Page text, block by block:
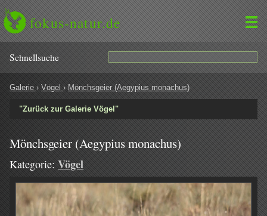
fokus-natur.de
Schnell­suche
Galerie › Vögel › Mönchsgeier (Aegypius monachus)
"Zurück zur Galerie Vögel"
Mönchsgeier (Aegypius monachus)
Kategorie: Vögel